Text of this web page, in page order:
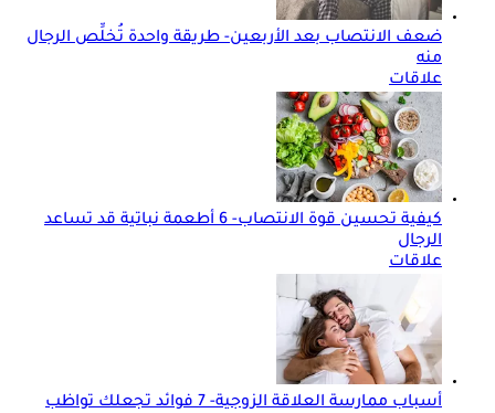
ضعف الانتصاب بعد الأربعين- طريقة واحدة تُخلِّص الرجال
منه
علاقات
كيفية تحسين قوة الانتصاب- 6 أطعمة نباتية قد تساعد
الرجال
علاقات
أسباب ممارسة العلاقة الزوجية- 7 فوائد تجعلك تواظب